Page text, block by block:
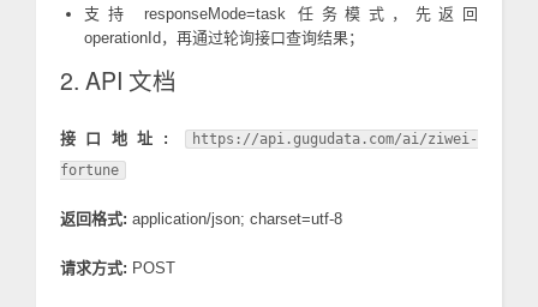
支持 responseMode=task 任务模式，先返回
operationId，再通过轮询接口查询结果；
2. API 文档
接口地址:
https://api.gugudata.com/ai/ziwei-
fortune
返回格式: application/json; charset=utf-8
请求方式: POST